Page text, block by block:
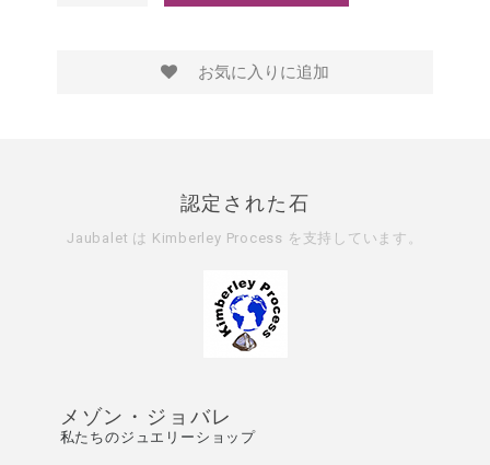
お気に入りに追加
認定された石
Jaubalet は Kimberley Process を支持しています。
メゾン・ジョバレ
私たちのジュエリーショップ